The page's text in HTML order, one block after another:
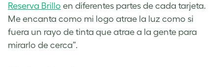
Reserva Brillo en diferentes partes de cada tarjeta.
Me encanta como mi logo atrae la luz como si
fuera un rayo de tinta que atrae a la gente para
mirarlo de cerca”.